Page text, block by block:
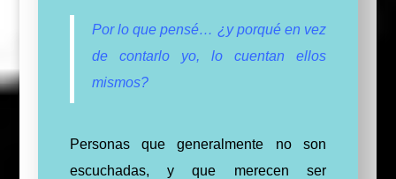
Por lo que pensé… ¿y porqué en vez
de contarlo yo, lo cuentan ellos
mismos?
Personas que generalmente no son
escuchadas, y que merecen ser